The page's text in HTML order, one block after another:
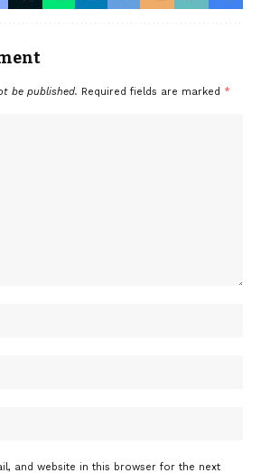
be published. Required fields are marked *
and website in this browser for the next